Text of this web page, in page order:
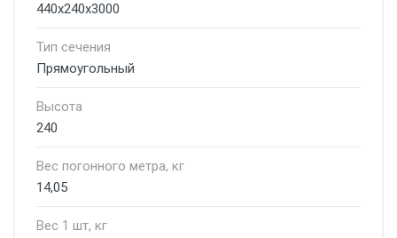
440х240х3000
Тип сечения
Прямоугольный
Высота
240
Вес погонного метра, кг
14,05
Вес 1 шт, кг